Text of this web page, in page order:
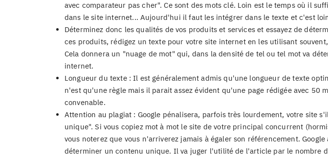
avec comparateur pas cher". Ce sont des mots clé. Loin est le temps où il
dans le site internet... Aujourd'hui il faut les intégrer dans le texte et c'est
Déterminez donc les qualités de vos produits et services et essayez de
ces produits, rédigez un texte pour votre site internet en les utilisant
Cela donnera un "nuage de mot" qui, dans la densité de tel ou tel mot va
internet.
Longueur du texte : Il est généralement admis qu'une longueur de texte
n'est qu'une règle mais il parait assez évident qu'une page rédigée avec 50
convenable.
Attention au plagiat : Google pénalisera, parfois très lourdement, votre site
unique". Si vous copiez mot à mot le site de votre principal concurrent
vous noterez que vous n'arriverez jamais à égaler son référencement.
déterminer un contenu unique. Il va juger l'utilité de l'article par le nombre